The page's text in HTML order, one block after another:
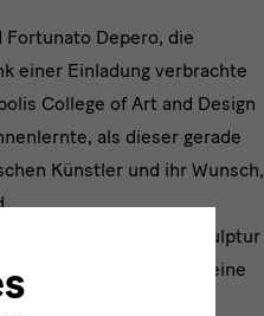
Fortunato Depero, die
einer Einladung verbrachte
College of Art and Design
als dieser gerade
Künstler und ihr Wunsch,
in denen Kunst, Skulptur
und trugen seine